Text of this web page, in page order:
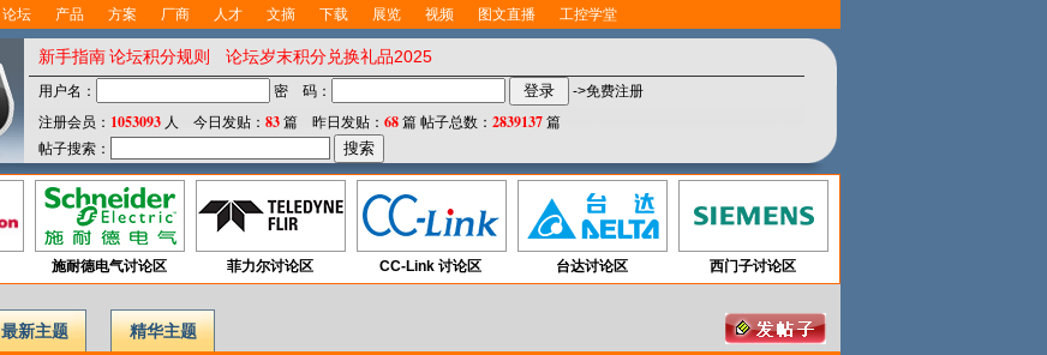
论坛 产品 方案 厂商 人才 文摘 下载 展览 视频 图文直播 工控学堂
新手指南论坛积分规则 论坛岁末积分兑换礼品2025
用户名： 密 码：
->免费注册
注册会员： 1053093 人 今日发贴： 83 篇 昨日发贴： 68 篇 帖子总数： 2839137 篇
帖子搜索：
施耐德电气讨论区 菲力尔讨论区 CC-Link 讨论区 台达讨论区 西门子讨论区
最新主题 精华主题